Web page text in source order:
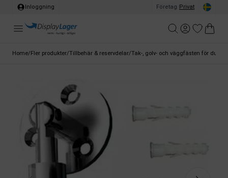
Inloggning Företag Privat
Home/Fler produkter/Tillbehär & reservdelar/Tak-, golv- och väggfästen för